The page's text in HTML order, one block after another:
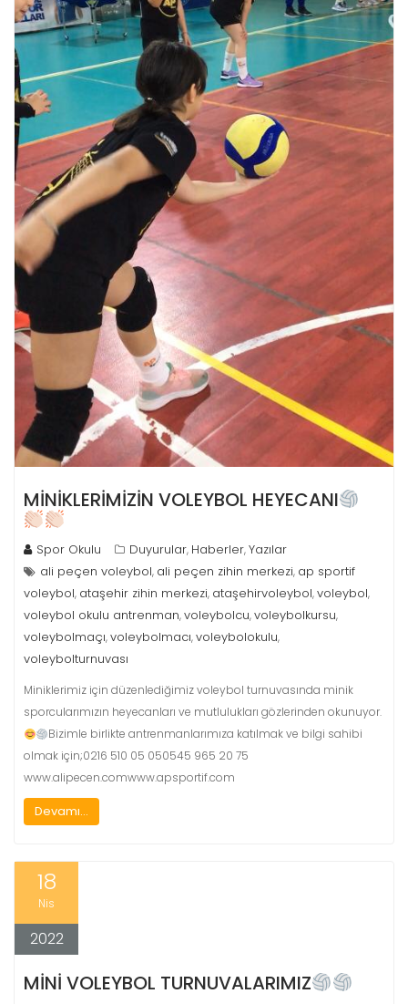
MİNİKLERİMİZİN VOLEYBOL HEYECANI
Spor Okulu Duyurular, Haberler,Yazılar
ali peçen voleybol, ali peçen zihin merkezi, ap sportif
voleybol, ataşehir zihin merkezi, ataşehirvoleybol,voleybol,
voleybol okulu antrenman,voleybolcu,voleybolkursu,
voleybolmaçı,voleybolmacı,voleybolokulu,
voleybolturnuvası
Miniklerimiz için düzenlediğimiz voleybol turnuvasında minik
sporcularımızın heyecanları ve mutlulukları gözlerinden okunuyor.
Bizimle birlikte antrenmanlarımıza katılmak ve bilgi sahibi
olmak için;0216 510 05 050545 965 20 75
www.alipecen.comwww.apsportif.com
Devamı...
18
Nis
2022
MİNİ VOLEYBOL TURNUVALARIMIZ